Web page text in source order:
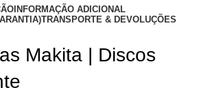
INFORMAÇÃO ADICIONAL
TRANSPORTE & DEVOLUÇÕES
Makita | Discos